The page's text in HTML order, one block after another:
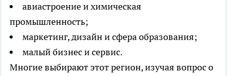
авиастроение и химическая
промышленность;
маркетинг, дизайн и сфера образования;
малый бизнес и сервис.
Многие выбирают этот регион, изучая вопрос о